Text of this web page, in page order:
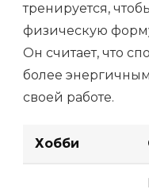
тренируется,
физическую
Он считает, что
более
своей работе.
Хобби